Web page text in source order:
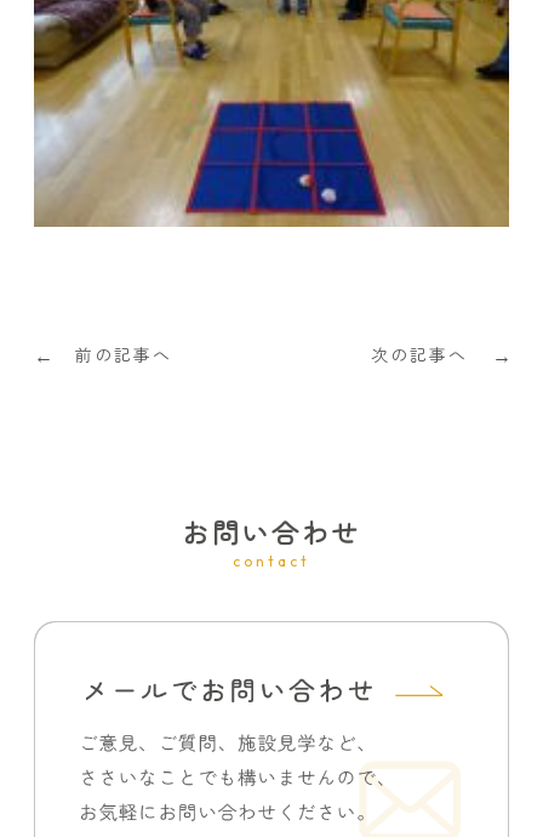
← 前の記事へ 次の記事へ →
お問い合わせ
contact